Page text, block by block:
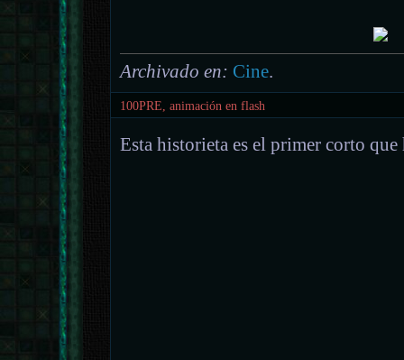
Archivado en: Cine.
100PRE, animación en flash
Esta historieta es el primer corto